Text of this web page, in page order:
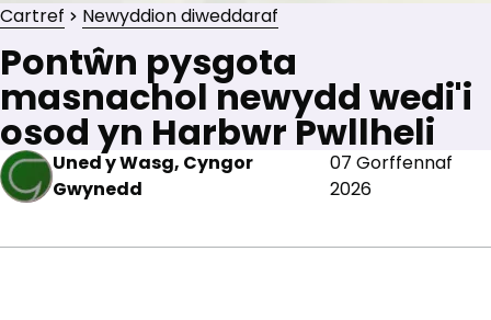
Cartref Newyddion diweddaraf
Pontŵn pysgota
masnachol newydd wedi'i
osod yn Harbwr Pwllheli
Uned y Wasg, Cyngor
Gwynedd
07 Gorffennaf
2026